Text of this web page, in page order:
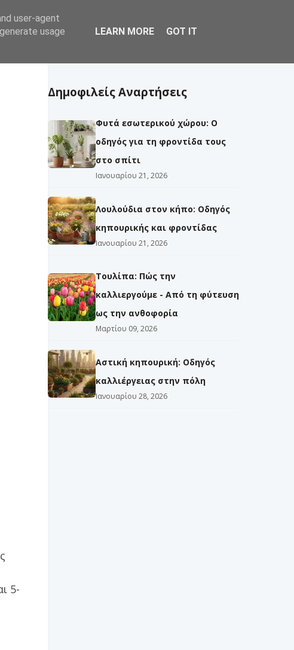
Βότανα
5-
Δημοφιλείς Αναρτήσεις
Φυτά εσωτερικού χώρου: Ο
οδηγός για τη φροντίδα τους
στο σπίτι
Ιανουαρίου 21, 2026
Λουλούδια στον κήπο: Οδηγός
κηπουρικής και φροντίδας
Ιανουαρίου 21, 2026
Τουλίπα: Πώς την
καλλιεργούμε - Από τη φύτευση
ως την ανθοφορία
Μαρτίου 09, 2026
Αστική κηπουρική: Οδηγός
καλλιέργειας στην πόλη
Ιανουαρίου 28, 2026
user-agent
usage
LEARN MORE GOT IT